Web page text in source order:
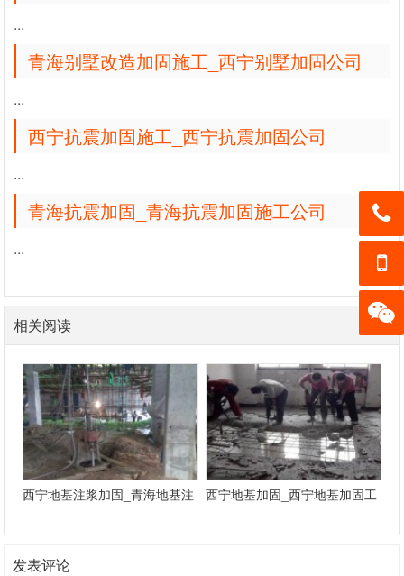
...
青海别墅改造加固施工_西宁别墅加固公司
...
西宁抗震加固施工_西宁抗震加固公司
...
青海抗震加固_青海抗震加固施工公司
...
相关阅读
西宁地基注浆加固_青海地基注
西宁地基加固_西宁地基加固工
发表评论
13139
05050
13139
05050
加微信
客服